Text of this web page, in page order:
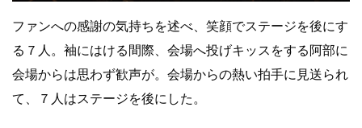
ファンへの感謝の気持ちを述べ、笑顔でステージを後にす
る７人。袖にはける間際、会場へ投げキッスをする阿部に
会場からは思わず歓声が。会場からの熱い拍手に見送られ
て、７人はステージを後にした。